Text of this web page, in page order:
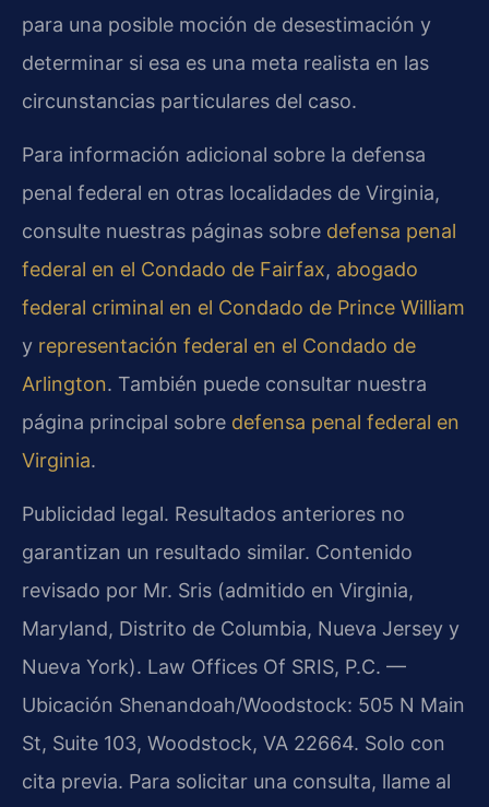
para una posible moción de desestimación y
determinar si esa es una meta realista en las
circunstancias particulares del caso.
Para información adicional sobre la defensa
penal federal en otras localidades de Virginia,
consulte nuestras páginas sobre defensa penal
federal en el Condado de Fairfax, abogado
federal criminal en el Condado de Prince William
y representación federal en el Condado de
Arlington. También puede consultar nuestra
página principal sobre defensa penal federal en
Virginia.
Publicidad legal. Resultados anteriores no
garantizan un resultado similar. Contenido
revisado por Mr. Sris (admitido en Virginia,
Maryland, Distrito de Columbia, Nueva Jersey y
Nueva York). Law Offices Of SRIS, P.C. —
Ubicación Shenandoah/Woodstock: 505 N Main
St, Suite 103, Woodstock, VA 22664. Solo con
cita previa. Para solicitar una consulta, llame al